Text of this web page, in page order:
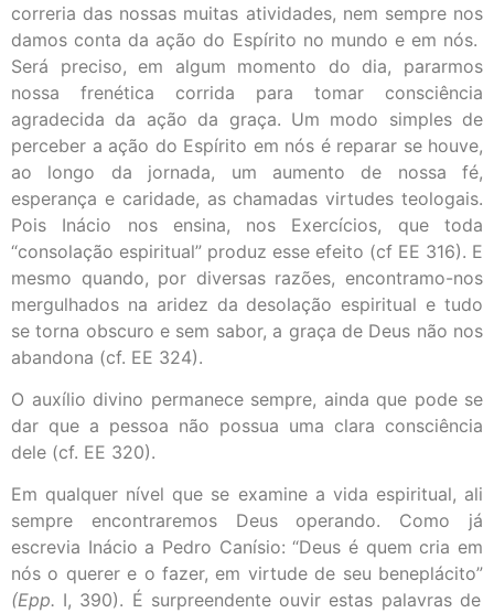
correria das nossas muitas atividades, nem sempre nos
damos conta da ação do Espírito no mundo e em nós.
Será preciso, em algum momento do dia, pararmos
nossa frenética corrida para tomar consciência
agradecida da ação da graça. Um modo simples de
perceber a ação do Espírito em nós é reparar se houve,
ao longo da jornada, um aumento de nossa fé,
esperança e caridade, as chamadas virtudes teologais.
Pois Inácio nos ensina, nos Exercícios, que toda
“consolação espiritual” produz esse efeito (cf EE 316). E
mesmo quando, por diversas razões, encontramo-nos
mergulhados na aridez da desolação espiritual e tudo
se torna obscuro e sem sabor, a graça de Deus não nos
abandona (cf. EE 324).
O auxílio divino permanece sempre, ainda que pode se
dar que a pessoa não possua uma clara consciência
dele (cf. EE 320).
Em qualquer nível que se examine a vida espiritual, ali
sempre encontraremos Deus operando. Como já
escrevia Inácio a Pedro Canísio: “Deus é quem cria em
nós o querer e o fazer, em virtude de seu beneplácito”
(Epp. I, 390). É surpreendente ouvir estas palavras de